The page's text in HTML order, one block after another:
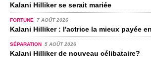
Kalani Hilliker se serait mariée
FORTUNE 7 AOÛT 2026
Kalani Hilliker : l'actrice la mieux payée
SÉPARATION 5 AOÛT 2026
Kalani Hilliker de nouveau célibataire?